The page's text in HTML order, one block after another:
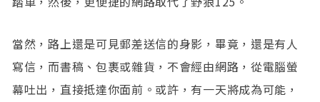
當然，路上還是可見郵差送信的身影，畢竟，還是有人
寫信，而書稿、包裹或雜貨，不會經由網路，從電腦螢
幕吐出，直接抵達你面前。或許，有一天將成為可能，